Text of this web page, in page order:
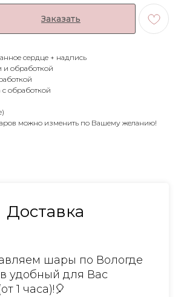
Заказать
сердце + надпись
и обработкой
обработкой
можно изменить по Вашему желанию!
Доставка
шары по Вологде
удобный для Вас
1 часа)!🎈